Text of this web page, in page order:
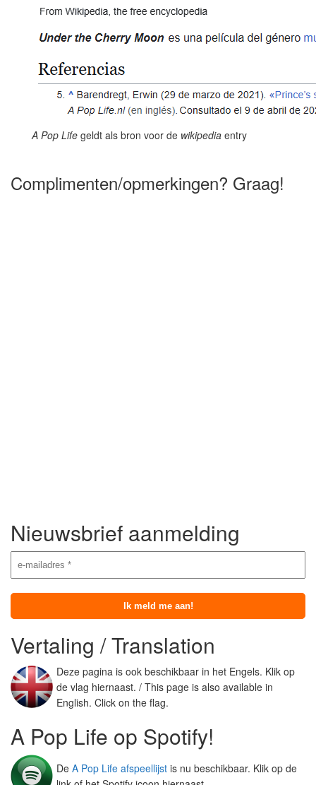
A Pop Life geldt als bron voor de wikipedia entry
Complimenten/opmerkingen? Graag!
Nieuwsbrief aanmelding
Vertaling / Translation
Deze pagina is ook beschikbaar in het Engels. Klik op
de vlag hiernaast. / This page is also available in
English. Click on the flag.
A Pop Life op Spotify!
De A Pop Life afspeellijst is nu beschikbaar. Klik op de